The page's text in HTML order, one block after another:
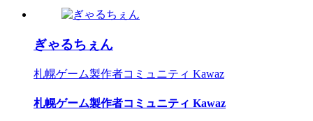
ぎゃるちぇん
札幌ゲーム製作者コミュニティ Kawaz
札幌ゲーム製作者コミュニティ Kawaz